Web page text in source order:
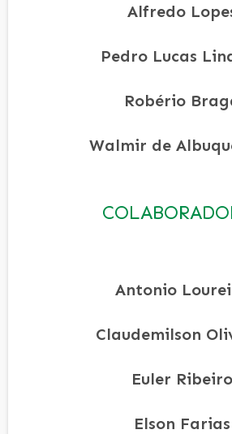
Alfredo
Pedro Lucas
Robério
Walmir de
Antonio
Claudemilson
Euler Ribeiro
Elson Farias